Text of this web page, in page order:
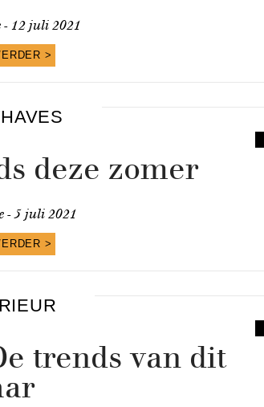
- 12 juli 2021
>
deze zomer
-5 juli 2021
>
trends van dit